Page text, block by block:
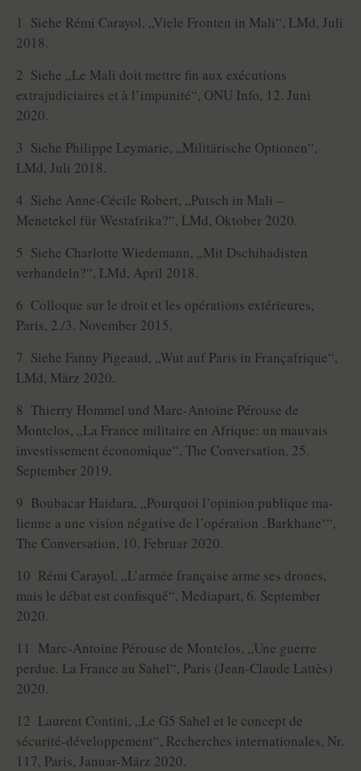
1 Siehe Rémi Carayol, „Viele Fronten in Mali“, LMd, Juli
2018.
2 Siehe „Le Mali doit mettre fin aux exécutions
extrajudiciaires et à l’impunité“, ONU Info, 12. Juni
2020.
3 Siehe Philippe Leymarie, „Militärische Optionen“,
LMd, Juli 2018.
4 Siehe Anne-Cécile Robert, „Putsch in Mali –
Menetekel für Westafrika?“, LMd, Oktober 2020.
5 Siehe Charlotte Wiedemann, „Mit Dschihadisten
verhandeln?“, LMd, April 2018.
6 Colloque sur le droit et les opérations extérieures,
Paris, 2./3. November 2015.
7 Siehe Fanny Pigeaud, „Wut auf Paris in Françafrique“,
LMd, März 2020.
8 Thierry Hommel und Marc-Antoine Pérouse de
Montclos, „La France militaire en Afrique: un mauvais
investissement économique“, The Conversation, 25.
September 2019.
9 Boubacar Haidara, „Pourquoi l’opinion publique ma­
lienne a une vision négative de l’opération ‚Barkhane‘“,
The Conversation, 10. Februar 2020.
10 Rémi Carayol, „L’armée française arme ses drones,
mais le débat est confisqué“, Mediapart, 6. September
2020.
11 Marc-Antoine Pérouse de Montclos, „Une guerre
perdue. La France au Sahel“, Paris (Jean-Claude Lattès)
2020.
12 Laurent Contini, „Le G5 Sahel et le concept de
sécurité-développement“, Recherches internationales, Nr.
117, Paris, Januar-März 2020.